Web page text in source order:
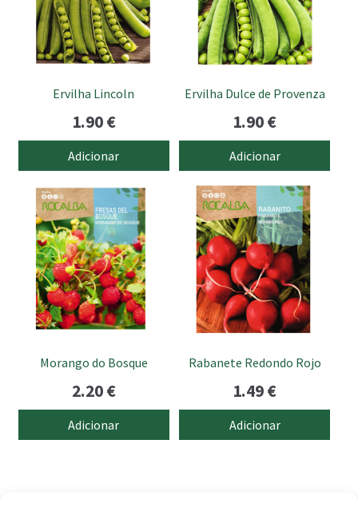
Ervilha Lincoln
1.90€
Adicionar
Ervilha Dulce de Provenza
1.90€
Adicionar
Morango do Bosque
2.20€
Adicionar
Rabanete Redondo Rojo
1.49€
Adicionar